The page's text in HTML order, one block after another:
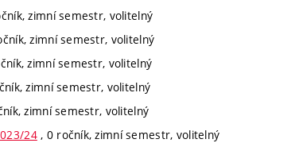
zimní semestr, volitelný
zimní semestr, volitelný
zimní semestr, volitelný
zimní semestr, volitelný
zimní semestr, volitelný
24, 0 ročník, zimní semestr, volitelný